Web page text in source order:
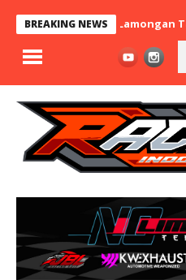
BREAKING NEWS
BaraBere Asal Lamongan